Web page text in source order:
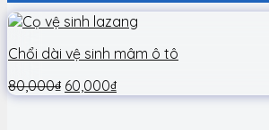
Chổi dài vệ sinh mâm ô tô
80,000₫ 60,000₫